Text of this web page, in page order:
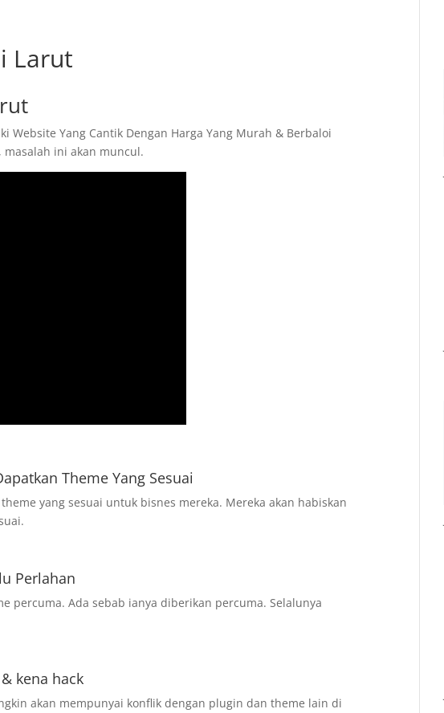
Larut
Website Yang Cantik Dengan Harga Yang Murah & Berbaloi
ini akan muncul.
Theme Yang Sesuai
yang sesuai untuk bisnes mereka. Mereka akan habiskan
Perlahan
percuma. Ada sebab ianya diberikan percuma. Selalunya
kena hack
akan mempunyai konflik dengan plugin dan theme lain di